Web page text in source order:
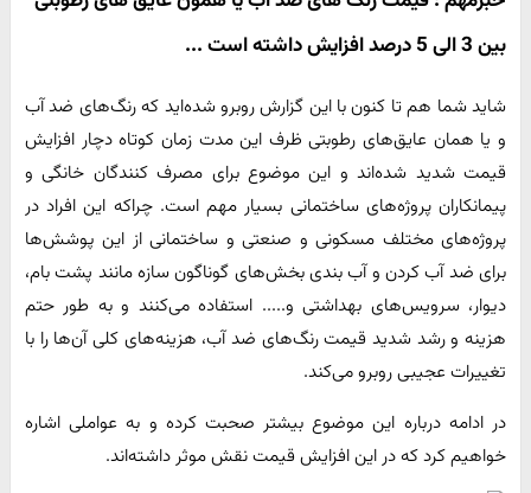
بین 3 الی 5 درصد افزایش داشته است ...
شاید شما هم تا کنون با این گزارش روبرو شده‌اید که رنگ‌های ضد آب
و یا همان عایق‌های رطوبتی ظرف این مدت زمان کوتاه دچار افزایش
قیمت شدید شده‌اند و این موضوع برای مصرف کنندگان خانگی و
پیمانکاران پروژه‌های ساختمانی بسیار مهم است. چراکه این افراد در
پروژه‌های مختلف مسکونی و صنعتی و ساختمانی از این پوشش‌ها
برای ضد آب کردن و آب بندی بخش‌های گوناگون سازه مانند پشت بام،
دیوار، سرویس‌های بهداشتی و..... استفاده می‌کنند و به طور حتم
هزینه و رشد شدید قیمت رنگ‌های ضد آب، هزینه‌های کلی آن‌ها را با
تغییرات عجیبی روبرو می‌کند.
در ادامه درباره این موضوع بیشتر صحبت کرده و به عواملی اشاره
خواهیم کرد که در این افزایش قیمت نقش موثر داشته‌اند.